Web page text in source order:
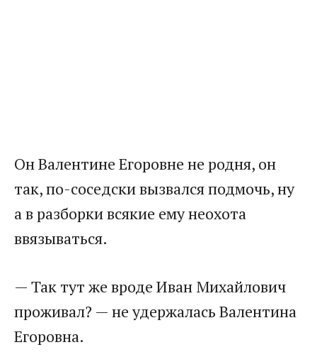
Он Валентине Егоровне не родня, он
так, по-соседски вызвался подмочь, ну
а в разборки всякие ему неохота
ввязываться.
— Так тут же вроде Иван Михайлович
проживал? — не удержалась Валентина
Егоровна.